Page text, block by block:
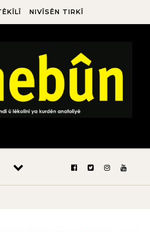
NIVÎSÊN TIRKÎ